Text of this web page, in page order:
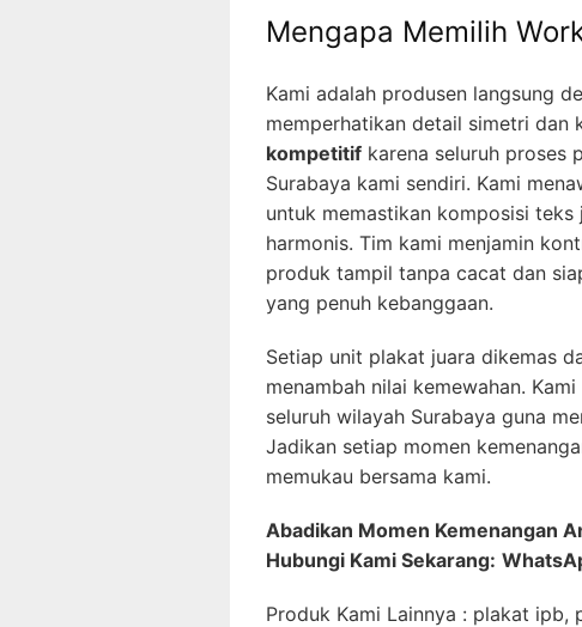
Mengapa Memilih
Kami adalah produsen langsung
memperhatikan detail simetri dan
kompetitif karena seluruh proses
Surabaya kami sendiri. Kami
untuk memastikan komposisi
harmonis. Tim kami menjamin
produk tampil tanpa cacat dan
yang penuh kebanggaan.
Setiap unit plakat juara dikemas
menambah nilai kemewahan.
seluruh wilayah Surabaya guna
Jadikan setiap momen
memukau bersama kami.
Abadikan Momen Kemenangan
Hubungi Kami Sekarang:
Produk Kami Lainnya : plakat